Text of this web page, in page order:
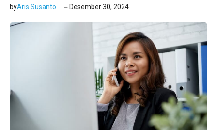
byAris Susanto Desember 30, 2024